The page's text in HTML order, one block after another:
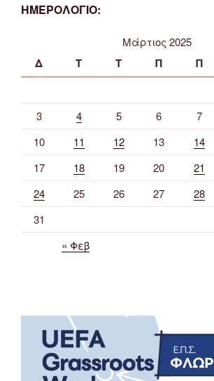
ΗΜΕΡΟΛΟΓΙΟ:
Μάρτιος 2025
Δ Τ Τ Π Π
3
4 5 6 7
10
11 12 13 14
17
18 19 20 21
24
25 26 27 28
31
« Φεβ